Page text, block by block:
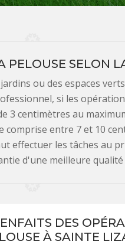
PELOUSE SELON
ou des espaces
si les
3 centimètres au
entre 7 et 10
effectuer les tâches au
d'une meilleure qualité
DES
À SAINTE